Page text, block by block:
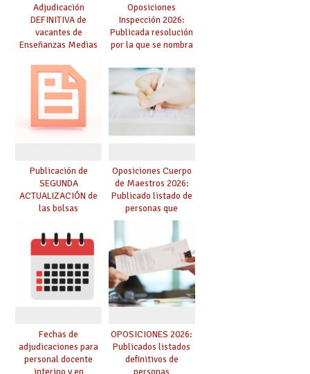
Adjudicación
DEFINITIVA de
vacantes de
Enseñanzas Medias
Oposiciones
Inspección 2026:
Publicada resolución
por la que se nombra
prácticas, se regulan
dichas prácticas y se
convoca acto público
de adjudicación
Publicación de
SEGUNDA
ACTUALIZACIÓN de
las bolsas
Cuerpo de Maestros
de especialidades
convocadas a
oposición
Oposiciones Cuerpo
de Maestros 2026:
Publicado listado de
personas que
adquieren nueva
especialidad
Fechas de
adjudicaciones para
personal docente
interino y en
OPOSICIONES 2026:
Publicados listados
definitivos de
personas